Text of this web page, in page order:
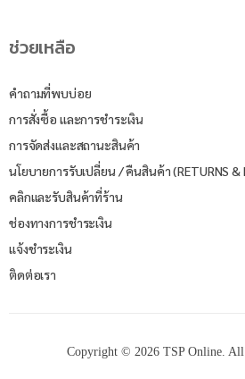
ช่วยเหลือ
คำถามที่พบบ่อย
การสั่งซื้อ และการชำระเงิน
การจัดส่งและสถานะสินค้า
นโยบายการรับเปลี่ยน / คืนสินค้า (RETURNS &
คลิกและรับสินค้าที่ร้าน
ช่องทางการชำระเงิน
แจ้งชำระเงิน
ติดต่อเรา
Copyright © 2026 TSP Online. All